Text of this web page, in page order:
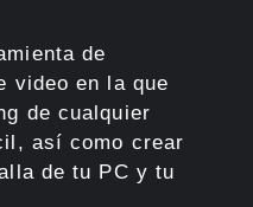
de
video en la que
de cualquier
así como crear
de tu PC y tu